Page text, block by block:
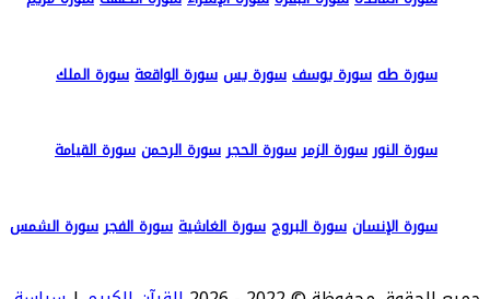
سورة طه سورة يوسف سورة يس سورة الواقعة سورة الملك
سورة النور سورة الزمر سورة الحجر سورة الرحمن سورة القيامة
سورة الإنسان سورة البروج سورة الغاشية سورة الفجر سورة الشمس